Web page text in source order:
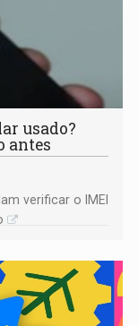
usado?
antes
verificar o IMEI